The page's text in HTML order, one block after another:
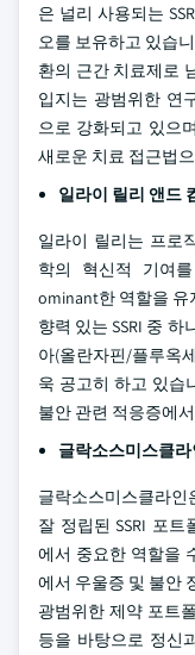
은 널리 사용되는
오를 보유하고 있습
환의 근간 치료제로
입지는 광범위한 연
으로 강화되고 있으
새로운 치료 접근법
일라이 릴리 앤드
일라이 릴리는 프로
학의 혁신적 기여
ominant한 역할을 유
향력 있는 SSRI 중
아(올란자핀/플루옥
욱 공고히 하고 있습
불안 관련 적응증에
글락소스미스클라
글락소스미스클라인
잘 정립된 SSRI 포
에서 중요한 역할을
에서 우울증 및 불안
광범위한 제약 포트
등을 바탕으로 정신